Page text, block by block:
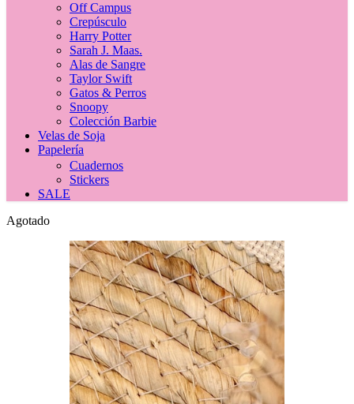
Off Campus
Crepúsculo
Harry Potter
Sarah J. Maas.
Alas de Sangre
Taylor Swift
Gatos & Perros
Snoopy
Colección Barbie
Velas de Soja
Papelería
Cuadernos
Stickers
SALE
Agotado